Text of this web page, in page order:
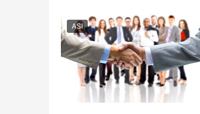
ASI